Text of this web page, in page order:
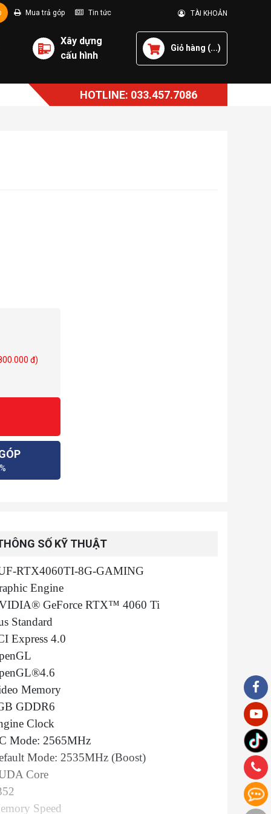
Mua trả góp Tin tức TÀI KHOẢN
Xây dựng
cấu hình
Giỏ hàng (...)
HOTLINE: 033.457.7086
đ)
SỐ KỸ THUẬT
RTX4060TI-8G-GAMING
Engine
GeForce RTX™ 4060 Ti
Standard
Express 4.0
Memory
GDDR6
Clock
Mode: 2565MHz
Mode: 2535MHz (Boost)
Core
Speed